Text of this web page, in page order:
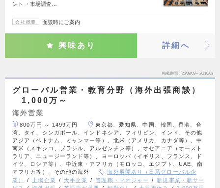
ント ・市場調査…
会社概要 面談時にご案内
興味あり 詳細へ
掲載期間 26/08/09～26/10/03
グローバル営業・教育分野（海外出張商談）
1,000万～
海外営業
800万円 ～ 1499万円
東京都、愛知県、中国、韓国、香港、台
湾、タイ、シンガポール、インドネシア、フィリピン、インド、その他
アジア（ベトナム、ミャンマー等）、北米（アメリカ、カナダ等）、中
南米（メキシコ、ブラジル、アルゼンチン等）、オセアニア（オースト
ラリア、ニュージーランド等）、ヨーロッパ（イギリス、フランス、ド
イツ、ロシア等）、中近東・アフリカ（モロッコ、エジプト、UAE、南
アフリカ等）、その他の海外
海外展開あり（日系グローバル企
業）
上場企業 大手企業 管理職・マネジャー
新規事業・新サー